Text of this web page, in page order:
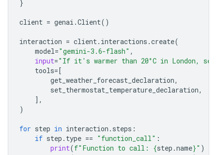
}
client = genai .Client()
interaction = client. interactions .create(
model="gemini-3.6-flash" ,
input="If it's warmer than 20°C in London,
tools= [
get_weather_forecast_declaration,
set_thermostat_temperature_declaration,
],
)
for step in interaction . steps :
if step . type == "function_call" :
print(f"Function to call: {step .name}" )